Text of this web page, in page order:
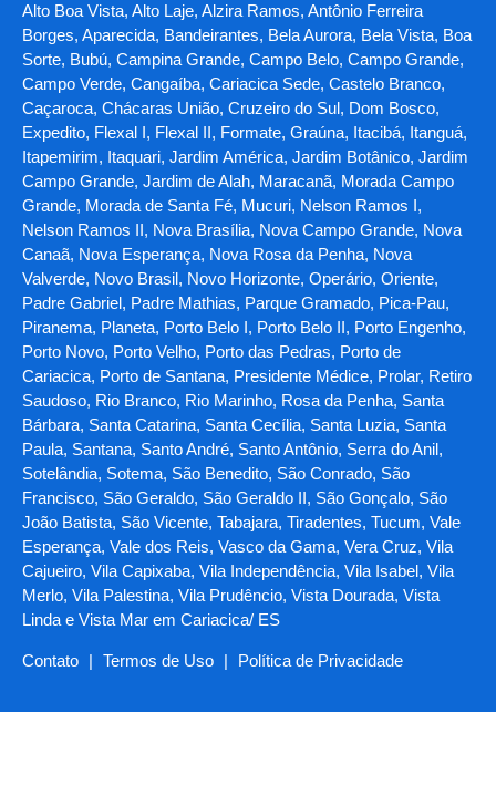
Alto Boa Vista, Alto Laje, Alzira Ramos, Antônio Ferreira
Borges, Aparecida, Bandeirantes, Bela Aurora, Bela Vista, Boa
Sorte, Bubú, Campina Grande, Campo Belo, Campo Grande,
Campo Verde, Cangaíba, Cariacica Sede, Castelo Branco,
Caçaroca, Chácaras União, Cruzeiro do Sul, Dom Bosco,
Expedito, Flexal I, Flexal II, Formate, Graúna, Itacibá, Itanguá,
Itapemirim, Itaquari, Jardim América, Jardim Botânico, Jardim
Campo Grande, Jardim de Alah, Maracanã, Morada Campo
Grande, Morada de Santa Fé, Mucuri, Nelson Ramos I,
Nelson Ramos II, Nova Brasília, Nova Campo Grande, Nova
Canaã, Nova Esperança, Nova Rosa da Penha, Nova
Valverde, Novo Brasil, Novo Horizonte, Operário, Oriente,
Padre Gabriel, Padre Mathias, Parque Gramado, Pica-Pau,
Piranema, Planeta, Porto Belo I, Porto Belo II, Porto Engenho,
Porto Novo, Porto Velho, Porto das Pedras, Porto de
Cariacica, Porto de Santana, Presidente Médice, Prolar, Retiro
Saudoso, Rio Branco, Rio Marinho, Rosa da Penha, Santa
Bárbara, Santa Catarina, Santa Cecília, Santa Luzia, Santa
Paula, Santana, Santo André, Santo Antônio, Serra do Anil,
Sotelândia, Sotema, São Benedito, São Conrado, São
Francisco, São Geraldo, São Geraldo II, São Gonçalo, São
João Batista, São Vicente, Tabajara, Tiradentes, Tucum, Vale
Esperança, Vale dos Reis, Vasco da Gama, Vera Cruz, Vila
Cajueiro, Vila Capixaba, Vila Independência, Vila Isabel, Vila
Merlo, Vila Palestina, Vila Prudêncio, Vista Dourada, Vista
Linda e Vista Mar em Cariacica/ ES
Contato | Termos de Uso | Política de Privacidade